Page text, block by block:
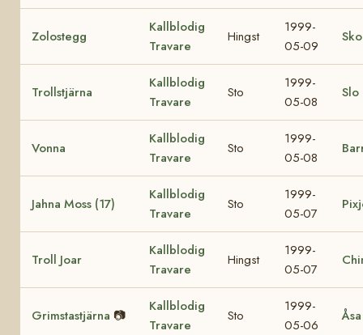
Zolostegg
Kallblodig
Travare
Hingst
1999-
05-09
Trollstjärna
Kallblodig
Travare
Sto
1999-
05-08
Slo
Vonna
Kallblodig
Travare
Sto
1999-
05-08
Jahna Moss (17)
Kallblodig
Travare
Sto
1999-
05-07
Troll Joar
Kallblodig
Travare
Hingst
1999-
05-07
Grimstastjärna 📷
Kallblodig
Travare
Sto
1999-
05-06